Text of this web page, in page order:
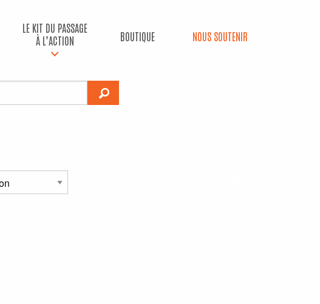
LE KIT DU PASSAGE
À L’ACTION
BOUTIQUE NOUS SOUTENIR